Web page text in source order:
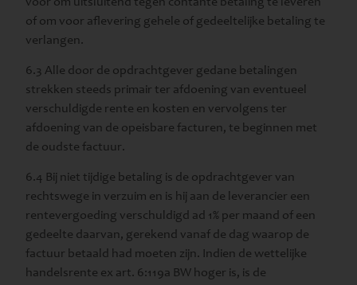
of om voor aflevering gehele of gedeeltelijke betaling te
verlangen.
6.3 Alle door de opdrachtgever gedane betalingen
strekken steeds primair ter afdoening van eventueel
verschuldigde rente en kosten en vervolgens ter
afdoening van de opeisbare facturen, te beginnen met
de oudste factuur.
6.4 Bij niet tijdige betaling is de opdrachtgever van
rechtswege in verzuim en is hij aan de leverancier een
rentevergoeding verschuldigd ad 1% per maand of een
gedeelte daarvan, gerekend vanaf de dag waarop de
factuur betaald had moeten zijn. Indien de wettelijke
handelsrente ex art. 6:119a BW hoger is, is de